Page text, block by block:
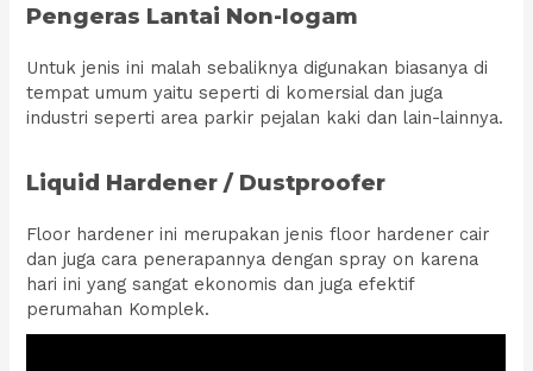
Pengeras Lantai Non-logam
Untuk jenis ini malah sebaliknya digunakan biasanya di
tempat umum yaitu seperti di komersial dan juga
industri seperti area parkir pejalan kaki dan lain-lainnya.
Liquid Hardener / Dustproofer
Floor hardener ini merupakan jenis floor hardener cair
dan juga cara penerapannya dengan spray on karena
hari ini yang sangat ekonomis dan juga efektif
perumahan Komplek.